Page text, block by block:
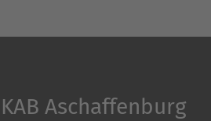
KAB Aschaffenburg